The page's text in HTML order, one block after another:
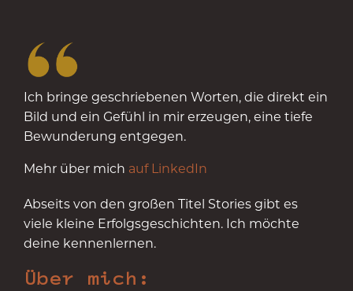
Ich bringe geschriebenen Worten, die direkt ein
Bild und ein Gefühl in mir erzeugen, eine tiefe
Bewunderung entgegen.
Mehr über mich auf LinkedIn
Abseits von den großen Titel Stories gibt es
viele kleine Erfolgsgeschichten. Ich möchte
deine kennenlernen.
Über mich: